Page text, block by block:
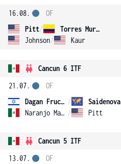
16.08.
Pitt/
Torres Murcia
Johnson/ Kaur
OF
Cancun 6 ITF
21.07.
Dagan Fruchtman /
Saidenova
Naranjo Martinez Kobashi / Pitt
OF
Cancun 5 ITF
13.07.
OF